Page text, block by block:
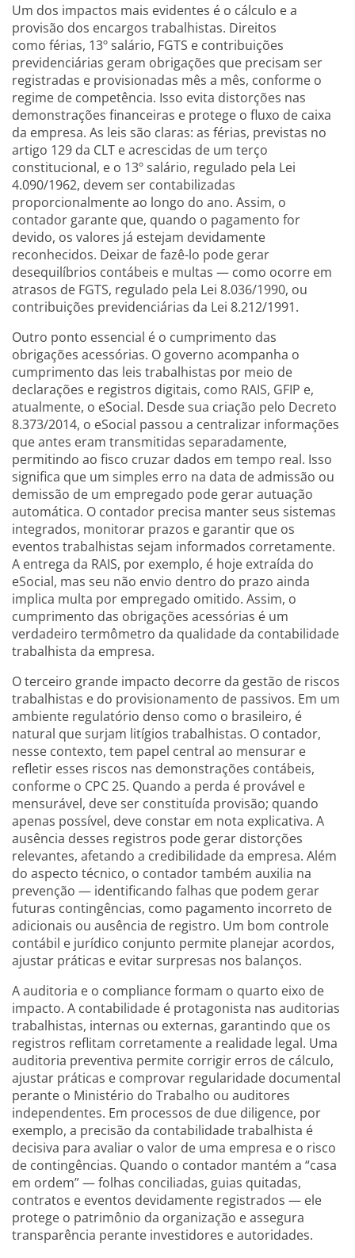
Um dos impactos mais evidentes é o cálculo e a
provisão dos encargos trabalhistas. Direitos
como férias, 13º salário, FGTS e contribuições
previdenciárias geram obrigações que precisam ser
registradas e provisionadas mês a mês, conforme o
regime de competência. Isso evita distorções nas
demonstrações financeiras e protege o fluxo de caixa
da empresa. As leis são claras: as férias, previstas no
artigo 129 da CLT e acrescidas de um terço
constitucional, e o 13º salário, regulado pela Lei
4.090/1962, devem ser contabilizadas
proporcionalmente ao longo do ano. Assim, o
contador garante que, quando o pagamento for
devido, os valores já estejam devidamente
reconhecidos. Deixar de fazê-lo pode gerar
desequilíbrios contábeis e multas — como ocorre em
atrasos de FGTS, regulado pela Lei 8.036/1990, ou
contribuições previdenciárias da Lei 8.212/1991.
Outro ponto essencial é o cumprimento das
obrigações acessórias. O governo acompanha o
cumprimento das leis trabalhistas por meio de
declarações e registros digitais, como RAIS, GFIP e,
atualmente, o eSocial. Desde sua criação pelo Decreto
8.373/2014, o eSocial passou a centralizar informações
que antes eram transmitidas separadamente,
permitindo ao fisco cruzar dados em tempo real. Isso
significa que um simples erro na data de admissão ou
demissão de um empregado pode gerar autuação
automática. O contador precisa manter seus sistemas
integrados, monitorar prazos e garantir que os
eventos trabalhistas sejam informados corretamente.
A entrega da RAIS, por exemplo, é hoje extraída do
eSocial, mas seu não envio dentro do prazo ainda
implica multa por empregado omitido. Assim, o
cumprimento das obrigações acessórias é um
verdadeiro termômetro da qualidade da contabilidade
trabalhista da empresa.
O terceiro grande impacto decorre da gestão de riscos
trabalhistas e do provisionamento de passivos. Em um
ambiente regulatório denso como o brasileiro, é
natural que surjam litígios trabalhistas. O contador,
nesse contexto, tem papel central ao mensurar e
refletir esses riscos nas demonstrações contábeis,
conforme o CPC 25. Quando a perda é provável e
mensurável, deve ser constituída provisão; quando
apenas possível, deve constar em nota explicativa. A
ausência desses registros pode gerar distorções
relevantes, afetando a credibilidade da empresa. Além
do aspecto técnico, o contador também auxilia na
prevenção — identificando falhas que podem gerar
futuras contingências, como pagamento incorreto de
adicionais ou ausência de registro. Um bom controle
contábil e jurídico conjunto permite planejar acordos,
ajustar práticas e evitar surpresas nos balanços.
A auditoria e o compliance formam o quarto eixo de
impacto. A contabilidade é protagonista nas auditorias
trabalhistas, internas ou externas, garantindo que os
registros reflitam corretamente a realidade legal. Uma
auditoria preventiva permite corrigir erros de cálculo,
ajustar práticas e comprovar regularidade documental
perante o Ministério do Trabalho ou auditores
independentes. Em processos de due diligence, por
exemplo, a precisão da contabilidade trabalhista é
decisiva para avaliar o valor de uma empresa e o risco
de contingências. Quando o contador mantém a “casa
em ordem” — folhas conciliadas, guias quitadas,
contratos e eventos devidamente registrados — ele
protege o patrimônio da organização e assegura
transparência perante investidores e autoridades.